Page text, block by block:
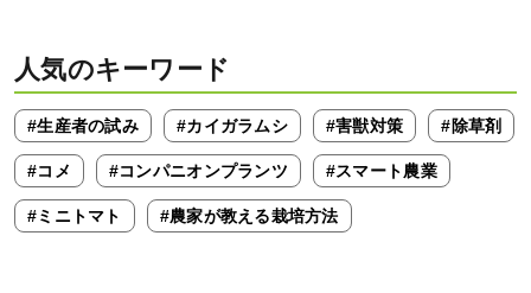
人気のキーワード
#生産者の試み #カイガラムシ #害獣対策 #除草剤
#コメ #コンパニオンプランツ #スマート農業
#ミニトマト #農家が教える栽培方法